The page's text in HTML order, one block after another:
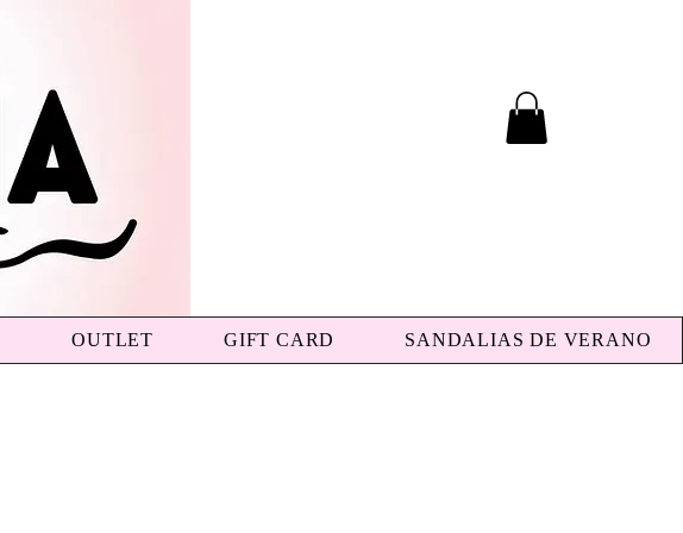
OUTLET GIFT CARD SANDALIAS DE VERANO